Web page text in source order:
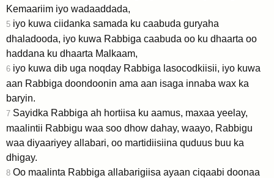
Kemaariim iyo wadaaddada,
5 iyo kuwa ciidanka samada ku caabuda guryaha
dhaladooda, iyo kuwa Rabbiga caabuda oo ku dhaarta oo
haddana ku dhaarta Malkaam,
6 iyo kuwa dib uga noqday Rabbiga lasocodkiisii, iyo kuwa
aan Rabbiga doondoonin ama aan isaga innaba wax ka
baryin.
7 Sayidka Rabbiga ah hortiisa ku aamus, maxaa yeelay,
maalintii Rabbigu waa soo dhow dahay, waayo, Rabbigu
waa diyaariyey allabari, oo martidiisiina quduus buu ka
dhigay.
8 Oo maalinta Rabbiga allabarigiisa ayaan ciqaabi doonaa